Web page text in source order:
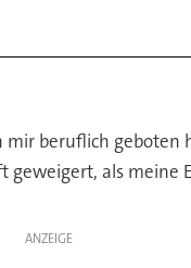
beruflich geboten
geweigert, als meine
ANZEIGE